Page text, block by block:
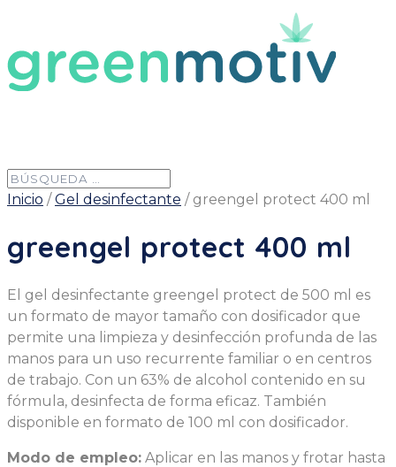
Inicio /Gel desinfectante / greengel protect 400 ml
greengel protect 400 ml
El gel desinfectante greengel protect de 500 ml es
un formato de mayor tamaño con dosificador que
permite una limpieza y desinfección profunda de las
manos para un uso recurrente familiar o en centros
de trabajo. Con un 63% de alcohol contenido en su
fórmula, desinfecta de forma eficaz. También
disponible en formato de 100 ml con dosificador.
Modo de empleo: Aplicar en las manos y frotar hasta